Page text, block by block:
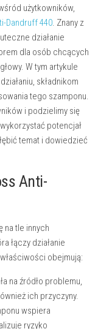
użytkowników,
Dandruff 440. Znany z
działanie
dla osób chcących
W tym artykule
składnikom
tego szamponu.
i podzielimy się
potencjał
temat i dowiedzieć
Anti-
na tle innych
łączy działanie
obejmują:
na źródło problemu,
ich przyczyny.
wspiera
ryzyko